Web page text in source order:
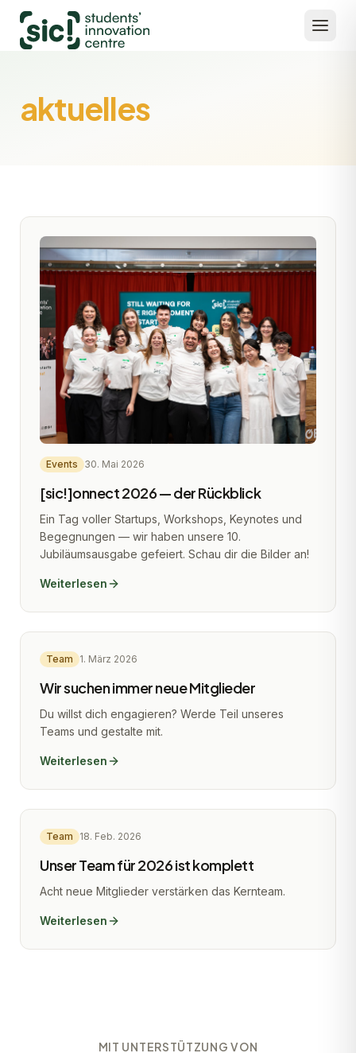
aktuelles
Events 30. Mai 2026
[sic!]onnect 2026 — der Rückblick
Ein Tag voller Startups, Workshops, Keynotes und
Begegnungen — wir haben unsere 10.
Jubiläumsausgabe gefeiert. Schau dir die Bilder an!
Weiterlesen
Team 1. März 2026
Wir suchen immer neue Mitglieder
Du willst dich engagieren? Werde Teil unseres
Teams und gestalte mit.
Weiterlesen
Team 18. Feb. 2026
Unser Team für 2026 ist komplett
Acht neue Mitglieder verstärken das Kernteam.
Weiterlesen
MIT UNTERSTÜTZUNG VON